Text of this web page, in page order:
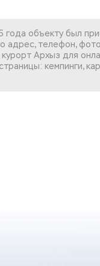
объекту был
адрес, телефон,
Архыз для
кемпинги,